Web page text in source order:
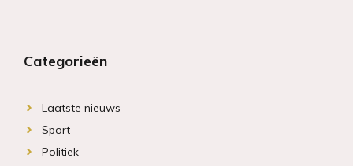
Categorieën
Laatste nieuws
Sport
Politiek